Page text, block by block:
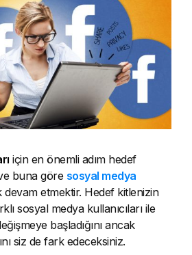
için en önemli adım hedef
buna göre sosyal medya
devam etmektir. Hedef kitlenizin
sosyal medya kullanıcıları ile
başladığını ancak
siz de fark edeceksiniz.